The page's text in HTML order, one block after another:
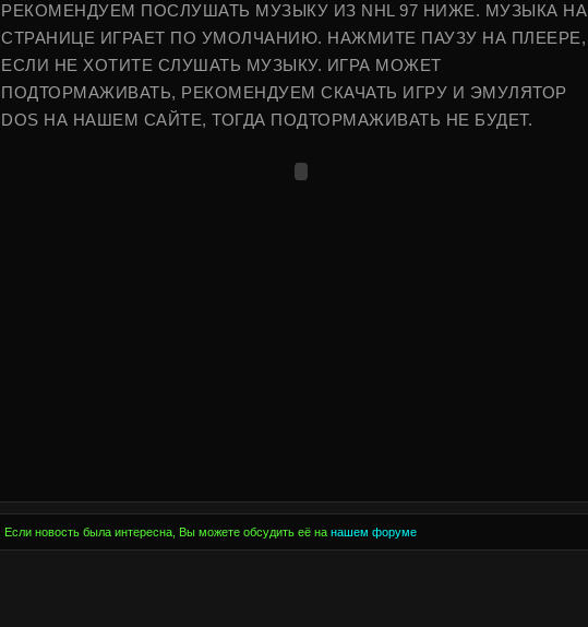
РЕКОМЕНДУЕМ ПОСЛУШАТЬ МУЗЫКУ ИЗ NHL 97 НИЖЕ. МУЗЫКА НА
СТРАНИЦЕ ИГРАЕТ ПО УМОЛЧАНИЮ. НАЖМИТЕ ПАУЗУ НА ПЛЕЕРЕ,
ЕСЛИ НЕ ХОТИТЕ СЛУШАТЬ МУЗЫКУ. ИГРА МОЖЕТ
ПОДТОРМАЖИВАТЬ, РЕКОМЕНДУЕМ СКАЧАТЬ ИГРУ И ЭМУЛЯТОР
DOS НА НАШЕМ САЙТЕ, ТОГДА ПОДТОРМАЖИВАТЬ НЕ БУДЕТ.
Если новость была интересна, Вы можете обсудить её на нашем форуме